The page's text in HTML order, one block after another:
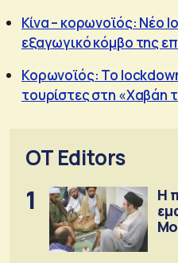
Κίνα – κορωνοϊός: Νέο
εξαγωγικό κόμβο της
Κορωνοϊός: Το
τουρίστες στη «Χαβάη
OT Editors
1
Η